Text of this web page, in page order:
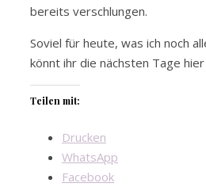
bereits verschlungen.
Soviel für heute, was ich noch
könnt ihr die nächsten Tage
Teilen mit:
Drucken
WhatsApp
Facebook